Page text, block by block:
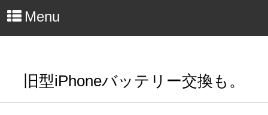
Menu
旧型iPhoneバッテリー交換も。